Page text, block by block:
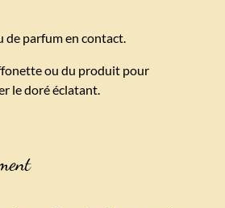
de parfum en contact.
ou du produit pour
le doré éclatant.